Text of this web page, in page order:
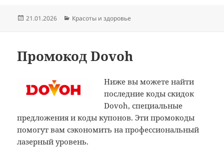
Опубликовано
21.01.2026 Рубрики
Красоты и здоровье
Промокод Dovoh
Ниже вы можете найти
последние коды скидок
Dovoh, специальные
предложения и коды купонов. Эти промокоды
помогут вам сэкономить на профессиональный
лазерный уровень.